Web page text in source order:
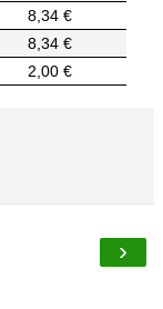
8,34 €
8,34 €
2,00 €
›